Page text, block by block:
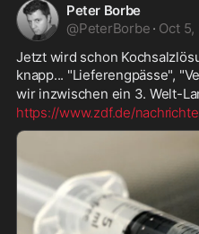
Peter Borbe
@PeterBorbe · Oct 5,
Jetzt wird schon
knapp... "Lieferengpässe",
wir inzwischen ein 3. Welt-
https://www.zdf.de/